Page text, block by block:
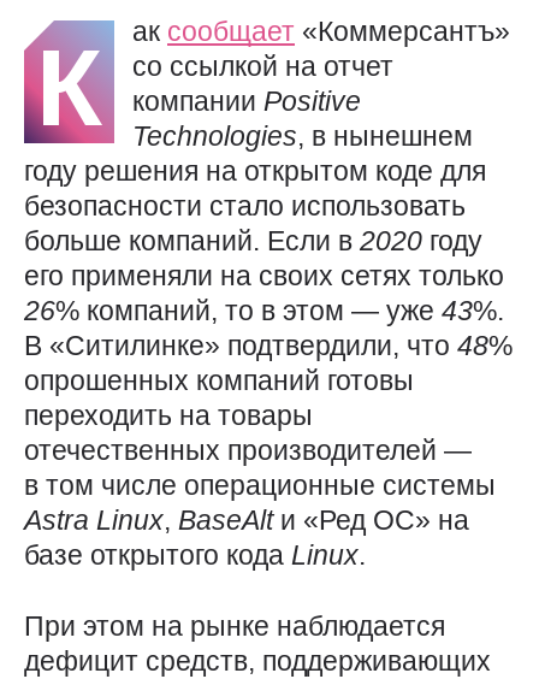
К ак сообщает «Коммерсантъ»
со ссылкой на отчет
компании Positive
Technologies, в нынешнем
году решения на открытом коде для
безопасности стало использовать
больше компаний. Если в 2020 году
его применяли на своих сетях только
26% компаний, то в этом — уже 43%.
В «Ситилинке» подтвердили, что 48%
опрошенных компаний готовы
переходить на товары
отечественных производителей —
в том числе операционные системы
Astra Linux, BaseAlt и «Ред ОС» на
базе открытого кода Linux.
При этом на рынке наблюдается
дефицит средств, поддерживающих